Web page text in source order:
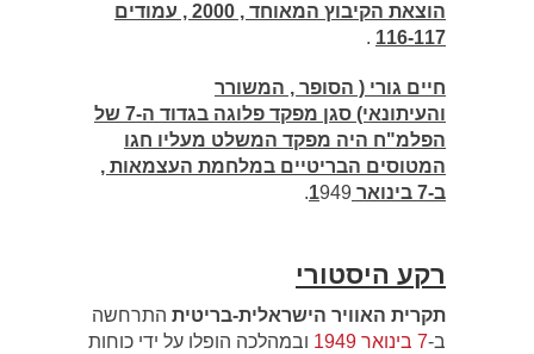
הוצאת הקיבוץ המאוחד , 2000 , עמודים
116-117
.
חיים גורי ( הסופר , המשורר
והעיתונאי) סגן מפקד פלוגה בגדוד ה-7 של
הפלמ"ח היה מפקד המשלט מעליו חגו
המטוסים הבריטיים במלחמת העצמאות ,
ב-7 בינואר 1
949.
רקע היסטורי
תקרית האוויר הישראלית-בריטית התרחשה
ב-7 בינואר 1949 ובמהלכה הופלו על ידי כוחות